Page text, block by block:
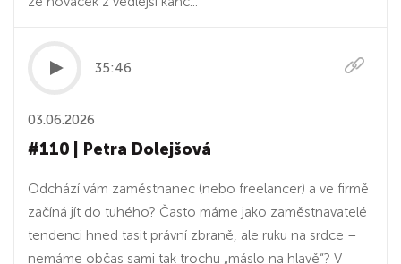
35:46
03.06.2026
#110 | Petra Dolejšová
Odchází vám zaměstnanec (nebo freelancer) a ve firmě
začíná jít do tuhého? Často máme jako zaměstnavatelé
tendenci hned tasit právní zbraně, ale ruku na srdce –
nemáme občas sami tak trochu „máslo na hlavě“? V